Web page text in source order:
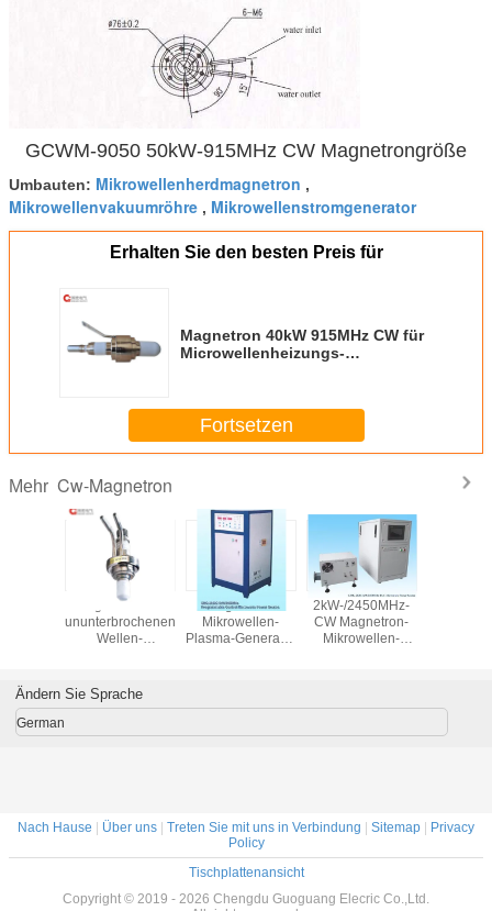
GCWM-9050 50kW-915MHz CW Magnetrongröße
Umbauten: Mikrowellenherdmagnetron ,
Mikrowellenvakuumröhre , Mikrowellenstromgenerator
Erhalten Sie den besten Preis für
Magnetron 40kW 915MHz CW für
Microwellenheizungs-
Fortsetzen
Mehr Cw-Magnetron
Magnetron der
ununterbrochenen
Wellen-
Heizung,
Mikrowellen-
Magnetron-
Mikrowellen-
Plasma-Generator
2kW-/2450MHz-
CW Magnetron-
Mikrowellen-
Ändern Sie Sprache
German
Nach Hause Über uns Treten Sie mit uns in Verbindung Sitemap
Privacy
Policy
Tischplattenansicht
Copyright © 2019 - 2026 Chengdu Guoguang Elecric Co.,Ltd.